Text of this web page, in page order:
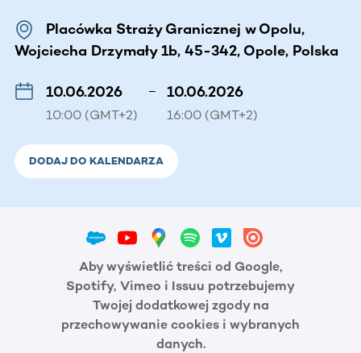
Placówka Straży Granicznej w Opolu,
Wojciecha Drzymały 1b, 45-342, Opole, Polska
10.06.2026
10:00 (GMT+2)
– 10.06.2026
16:00 (GMT+2)
DODAJ DO KALENDARZA
Aby wyświetlić treści od Google,
Spotify, Vimeo i Issuu potrzebujemy
Twojej dodatkowej zgody na
przechowywanie cookies i wybranych
danych.